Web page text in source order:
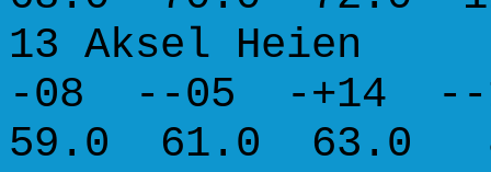
13 Aksel
-08 --05 -+14
59.0 61.0 63.0